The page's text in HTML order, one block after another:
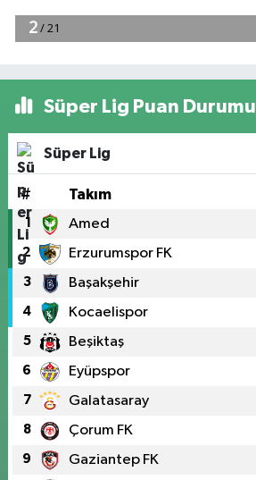
Süper Lig Puan Durumu
Süper Lig
# Takım
1 Amed
2 Erzurumspor FK
3 Başakşehir
4 Kocaelispor
5 Beşiktaş
6 Eyüpspor
7 Galatasaray
8 Çorum FK
9 Gaziantep FK